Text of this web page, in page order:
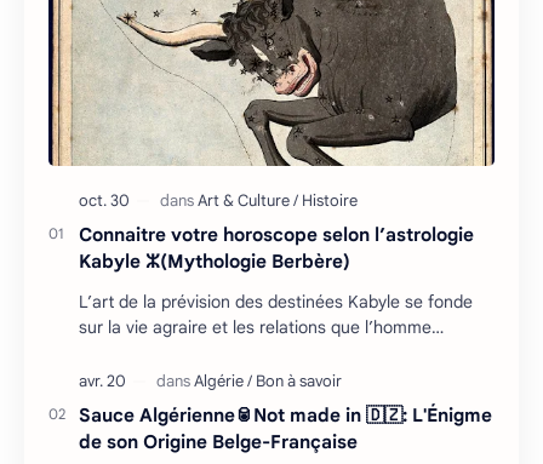
Connaitre votre horoscope selon l’astrologie
Kabyle ⵣ(Mythologie Berbère)
L’art de la prévision des destinées Kabyle se fonde
sur la vie agraire et les relations que l’homme
Sauce Algérienne🥫Not made in 🇩🇿: L'Énigme
de son Origine Belge-Française